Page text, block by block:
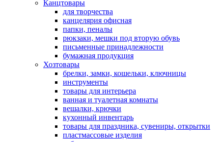
Канцтовары
для творчества
канцелярия офисная
папки, пеналы
рюкзаки, мешки под вторую обувь
письменные принадлежности
бумажная продукция
Хозтовары
брелки, замки, кошельки, ключницы
инструменты
товары для интерьера
ванная и туалетная комнаты
вешалки, крючки
кухонный инвентарь
товары для праздника, сувениры, открытки
пластмассовые изделия